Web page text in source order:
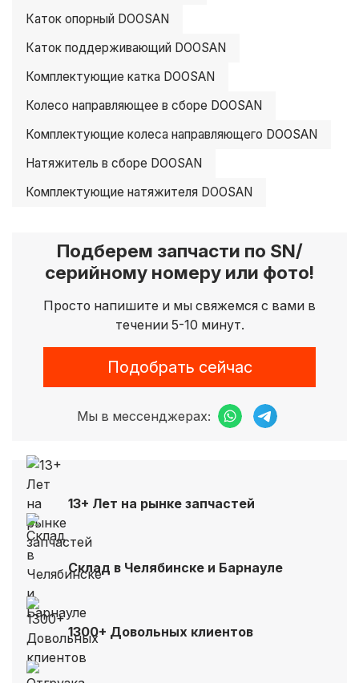
Каток опорный DOOSAN
Каток поддерживающий DOOSAN
Комплектующие катка DOOSAN
Колесо направляющее в сборе DOOSAN
Комплектующие колеса направляющего DOOSAN
Натяжитель в сборе DOOSAN
Комплектующие натяжителя DOOSAN
Подберем запчасти по SN/
серийному номеру или фото!
Просто напишите и мы свяжемся с вами в
течении 5-10 минут.
Подобрать сейчас
Мы в мессенджерах:
13+ Лет на рынке запчастей
Склад в Челябинске и Барнауле
1300+ Довольных клиентов